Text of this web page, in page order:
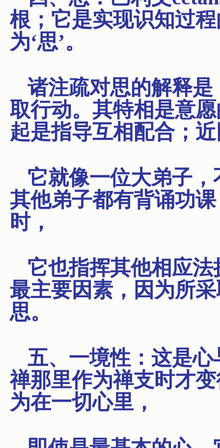
根；它是实现识知过
为‘思’。
诸注疏对思的解释
取行动。其特相是意
起是指导互相配合；
它就像一位大弟子
其他弟子都有背诵功
时，
它也指挥其他相应
最主要因素，因为所
思。
五、一境性：这是
禅那里作为禅支时才
为在一切心里，